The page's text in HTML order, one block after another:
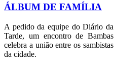
ÁLBUM DE FAMÍLIA
A pedido da equipe do Diário da
Tarde, um encontro de Bambas
celebra a união entre os sambistas
da cidade.